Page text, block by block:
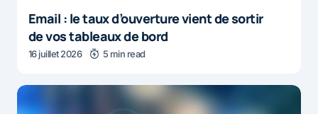
Email : le taux d’ouverture vient de sortir
de vos tableaux de bord
16 juillet 2026 5 min read